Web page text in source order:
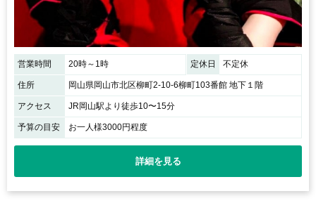
営業時間 20時～1時 定休日 不定休
住所 岡山県岡山市北区柳町2-10-6柳町103番館 地下１階
アクセス JR岡山駅より徒歩10〜15分
予算の目安 お一人様3000円程度
詳細を見る